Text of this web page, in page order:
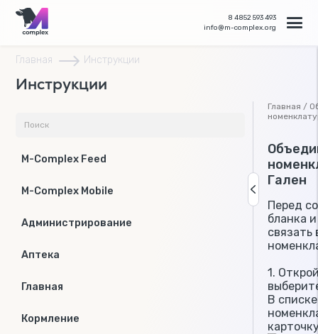
8 4852 593 493
info@m-complex.org
Главная Инструкции
Инструкции
M-Complex Feed
M-Complex Mobile
Администрирование
Аптека
Главная
Кормление
Главная /
Гален
Перед
бланка
1.
В